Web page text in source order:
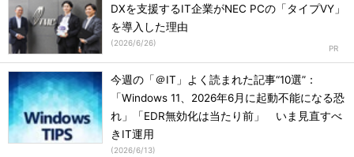
DXを支援するIT企業がNEC PCの「タイプVY」
を導入した理由
(2026/6/26)
今週の「＠IT」よく読まれた記事“10選”：
「Windows 11、2026年6月に起動不能になる恐
れ」「EDR無効化は当たり前」 いま見直すべ
きIT運用
(2026/6/13)